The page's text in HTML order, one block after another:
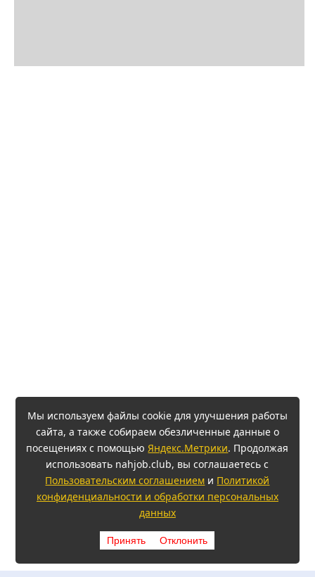
Мы используем файлы cookie для улучшения работы
сайта, а также собираем обезличенные данные о
посещениях с помощьюЯндекс.Метрики. Продолжая
использовать nahjob.club, вы соглашаетесь с
Пользовательским соглашением и Политикой
конфиденциальности и обработки персональных
данных
Принять Отклонить